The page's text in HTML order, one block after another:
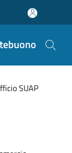
SUAP